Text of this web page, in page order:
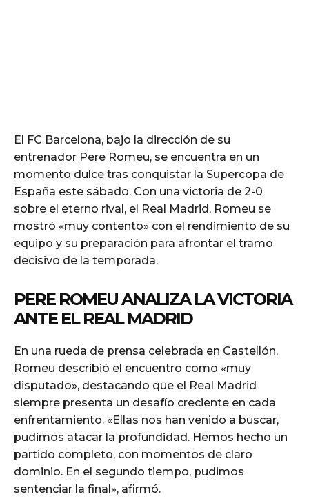
El FC Barcelona, bajo la dirección de su
entrenador Pere Romeu, se encuentra en un
momento dulce tras conquistar la Supercopa de
España este sábado. Con una victoria de 2-0
sobre el eterno rival, el Real Madrid, Romeu se
mostró «muy contento» con el rendimiento de su
equipo y su preparación para afrontar el tramo
decisivo de la temporada.
PERE ROMEU ANALIZA LA VICTORIA
ANTE EL REAL MADRID
En una rueda de prensa celebrada en Castellón,
Romeu describió el encuentro como «muy
disputado», destacando que el Real Madrid
siempre presenta un desafío creciente en cada
enfrentamiento. «Ellas nos han venido a buscar,
pudimos atacar la profundidad. Hemos hecho un
partido completo, con momentos de claro
dominio. En el segundo tiempo, pudimos
sentenciar la final», afirmó.